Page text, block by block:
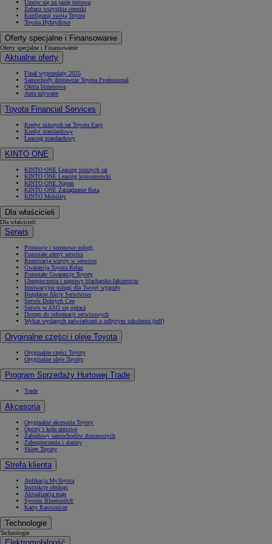
Umów się na jazdę testową
Zobacz wszystkie cenniki
Konfiguruj swoją Toyotę
Toyota Hybrydowe
Oferty specjalne i Finansowanie
Oferty specjalne i Finansowanie
Aktualne oferty
Finał wyprzedaży 2025
Samochody dostawcze Toyota Professional
Oferta biznesowa
Auta używane
Toyota Financial Services
Kredyt niższych rat Toyota Easy
Kredyt standardowy
Leasing standardowy
KINTO ONE
KINTO ONE Leasing niższych rat
KINTO ONE Leasing konsumencki
KINTO ONE Najem
KINTO ONE Zarządzanie flotą
KINTO Mobility
Dla właścicieli
Dla właścicieli
Serwis
Promocje i sezonowe usługi
Pozostałe oferty serwisu
Rezerwacja wizyty w serwisie
Gwarancja Toyota Relax
Pozostałe Gwarancje Toyoty
Ubezpieczenia i naprawy blacharsko-lakiernicze
Innowacyjne usługi dla Twojej wygody
Bezpłatne Akcje Serwisowe
Serwis Dobrych Cen
Serwis w ASO się opłaca
Dostęp do informacji serwisowych
Wykaz wydanych zaświadczeń o odbytym szkoleniu (pdf)
Oryginalne części i oleje Toyota
Oryginalne części Toyoty
Oryginalne oleje Toyoty
Program Sprzedaży Hurtowej Trade
Trade
Akcesoria
Oryginalne akcesoria Toyoty
Opony i koła zimowe
Zabudowy samochodów dostawczych
Zabezpieczenia i alarmy
Sklep Toyoty
Strefa klienta
Aplikacja MyToyota
Instrukcje obsługi
Aktualizacja map
System Bluetooth®
Karty Ratownicze
Technologie
Technologie